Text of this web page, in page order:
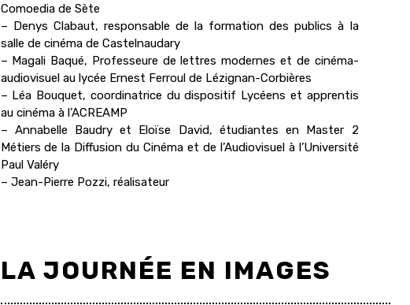
Comoedia de Sète
– Denys Clabaut, responsable de la formation des publics à la
salle de cinéma de Castelnaudary
– Magali Baqué, Professeure de lettres modernes et de cinéma-
audiovisuel au lycée Ernest Ferroul de Lézignan-Corbières
– Léa Bouquet, coordinatrice du dispositif Lycéens et apprentis
au cinéma à l’ACREAMP
– Annabelle Baudry et Eloïse David, étudiantes en Master 2
Métiers de la Diffusion du Cinéma et de l’Audiovisuel à l’Université
Paul Valéry
– Jean-Pierre Pozzi, réalisateur
LA JOURNÉE EN IMAGES